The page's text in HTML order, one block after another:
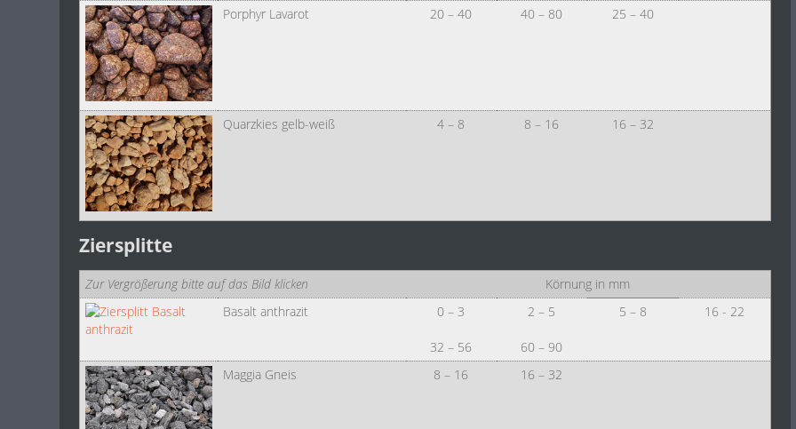
Porphyr Lavarot 20 – 40 40 – 80 25 – 40
Quarzkies gelb-weiß 4 – 8 8 – 16 16 – 32
Ziersplitte
Zur Vergrößerung bitte auf das Bild klicken
Körnung in mm
Basalt anthrazit
0 – 3
32 – 56
2 – 5
60 – 90
5 – 8 16 - 22
Maggia Gneis 8 – 16 16 – 32